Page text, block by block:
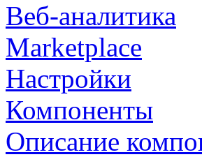
Веб-аналитика
Marketplace
Настройки
Компоненты
Описание